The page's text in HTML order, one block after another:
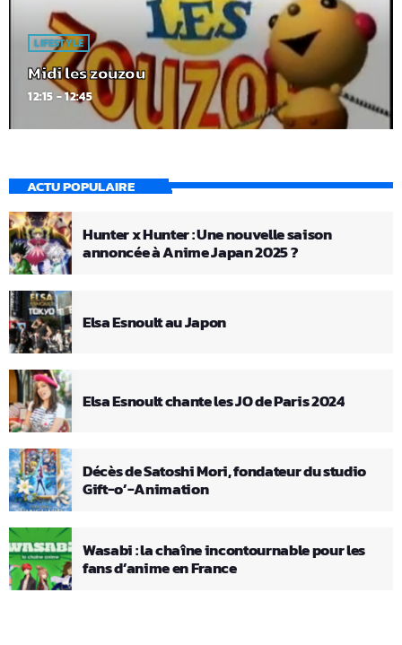
LIFESTYLE
Midi les zouzou
12:15 - 12:45
ACTU POPULAIRE
Hunter x Hunter : Une nouvelle saison
annoncée à Anime Japan 2025 ?
Elsa Esnoult au Japon
Elsa Esnoult chante les JO de Paris 2024
Décès de Satoshi Mori, fondateur du studio
Gift-o’-Animation
Wasabi : la chaîne incontournable pour les
fans d’anime en France